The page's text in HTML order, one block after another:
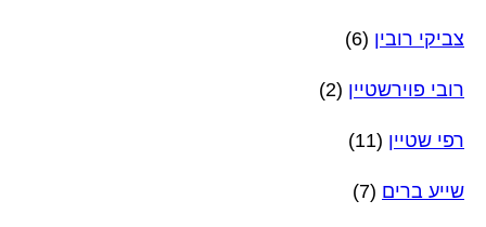
צביקי רובין (6)
רובי פוירשטיין (2)
רפי שטיין (11)
שייע ברים (7)